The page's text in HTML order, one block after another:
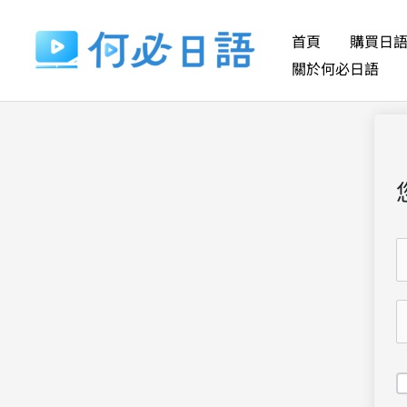
要
首頁 購買日
關於何必日語